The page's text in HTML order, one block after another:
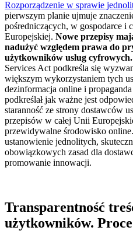
Rozporządzenie w sprawie
pierwszym planie ujmuje
pośredniczących, w gospodarce
Europejskiej. Nowe przepisy
nadużyć względem prawa do
użytkowników usług cyfrowych.
Services Act podkreśla się
większym wykorzystaniem tych
dezinformacja online i
podkreślał jak ważne jest
staranność ze strony dostawców
przepisów w całej Unii
przewidywalne środowisko
ustanowienie jednolitych,
obowiązkowych zasad dla
promowanie innowacji.
Transparentność
użytkowników.